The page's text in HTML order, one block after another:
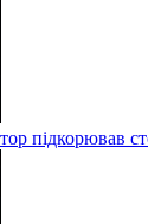
підкорював